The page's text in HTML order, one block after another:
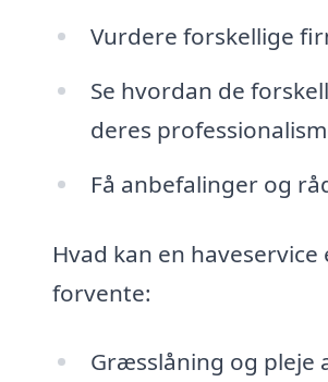
Vurdere forskellige
Se hvordan de
deres
Få anbefalinger og
Hvad kan en
forvente:
Græsslåning og pleje